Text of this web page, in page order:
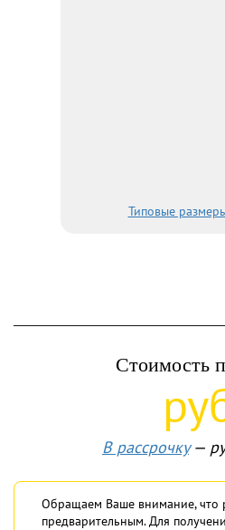
Типовые
Стоимость
В рассрочку—
Обращаем Ваше внимание, что
предварительным. Для